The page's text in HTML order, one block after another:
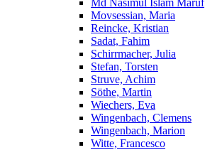
Md Nasimul Islam Maruf
Movsessian, Maria
Reincke, Kristian
Sadat, Fahim
Schirrmacher, Julia
Stefan, Torsten
Struve, Achim
Söthe, Martin
Wiechers, Eva
Wingenbach, Clemens
Wingenbach, Marion
Witte, Francesco